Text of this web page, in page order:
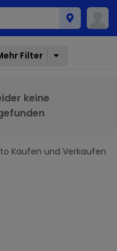
Filter
keine
Kaufen und Verkaufen